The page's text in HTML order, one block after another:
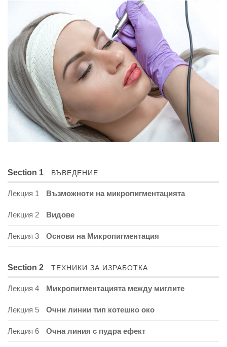
Section 1 ВЪВЕДЕНИЕ
Лекция 1 Възможноти на микропигментацията
Лекция 2 Видове
Лекция 3 Основи на Микропигментация
Section 2 ТЕХНИКИ ЗА ИЗРАБОТКА
Лекция 4 Микропигментацията между миглите
Лекция 5 Oчни линии тип котешко око
Лекция 6 Очна линия с пудра ефект